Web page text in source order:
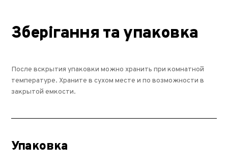
Зберігання та упаковка
После вскрытия упаковки можно хранить при комнатной
температуре. Храните в сухом месте и по возможности в
закрытой емкости.
Упаковка